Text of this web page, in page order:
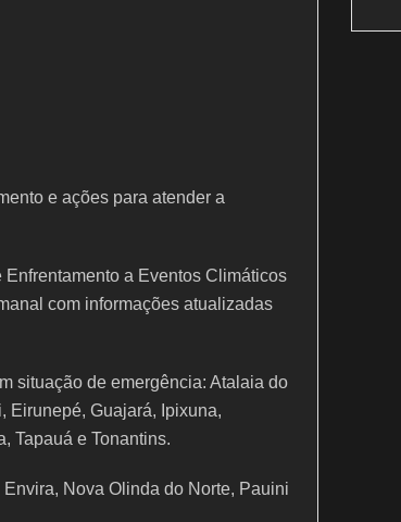
e ações para atender a
a Eventos Climáticos
com informações atualizadas
situação de emergência: Atalaia do
Eirunepé, Guajará, Ipixuna,
Tapauá e Tonantins.
Nova Olinda do Norte, Pauini